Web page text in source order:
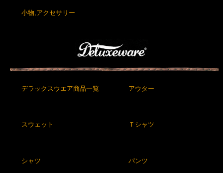
小物,アクセサリー
デラックスウエア商品一覧 アウター
スウェット Ｔシャツ
シャツ パンツ